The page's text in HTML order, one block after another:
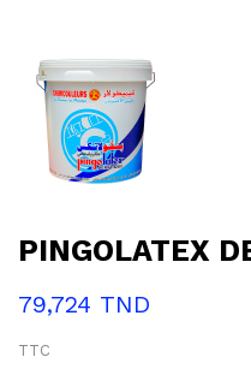
PINGOLATEX
79,724 TND
TTC